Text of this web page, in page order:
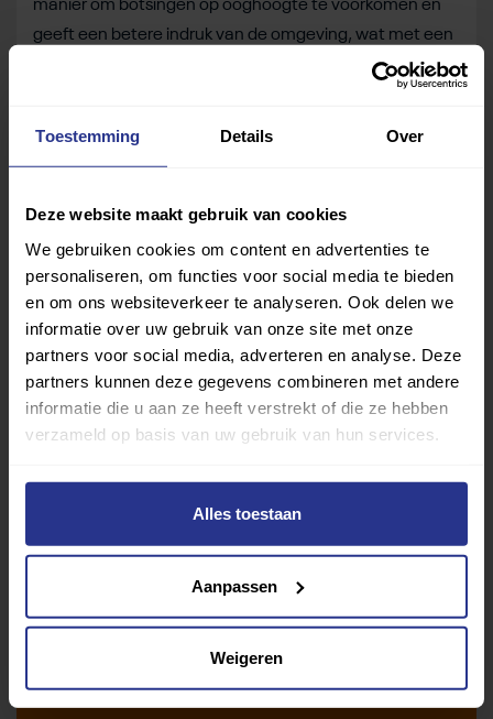
Toestemming Details Over
Deze website maakt gebruik van cookies
We gebruiken cookies om content en advertenties te
personaliseren, om functies voor social media te bieden
en om ons websiteverkeer te analyseren. Ook delen we
informatie over uw gebruik van onze site met onze
partners voor social media, adverteren en analyse. Deze
partners kunnen deze gegevens combineren met andere
informatie die u aan ze heeft verstrekt of die ze hebben
verzameld op basis van uw gebruik van hun services.
Alles toestaan
Aanpassen
Weigeren
manier om botsingen op ooghoogte te voorkomen en
geeft een betere indruk van de omgeving, wat met een
Deel dit bericht
Deel op FacebookDeel op LinkedinDeel op Whatsapp
Mail link Kopieer link
Vind jouw sport